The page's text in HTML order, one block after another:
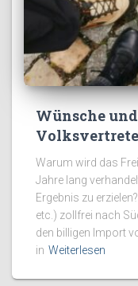
Wünsche
Warum wird das
Jahre lang
Ergebnis zu
etc.) zollfrei nach
den billigen Import
in Weiterlesen